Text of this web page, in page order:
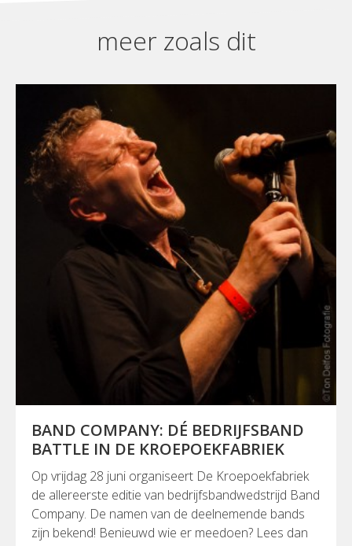
meer zoals dit
BAND COMPANY: DÉ BEDRIJFSBAND
BATTLE IN DE KROEPOEKFABRIEK
Op vrijdag 28 juni organiseert De Kroepoekfabriek
de allereerste editie van bedrijfsbandwedstrijd Band
Company. De namen van de deelnemende bands
zijn bekend! Benieuwd wie er meedoen? Lees dan